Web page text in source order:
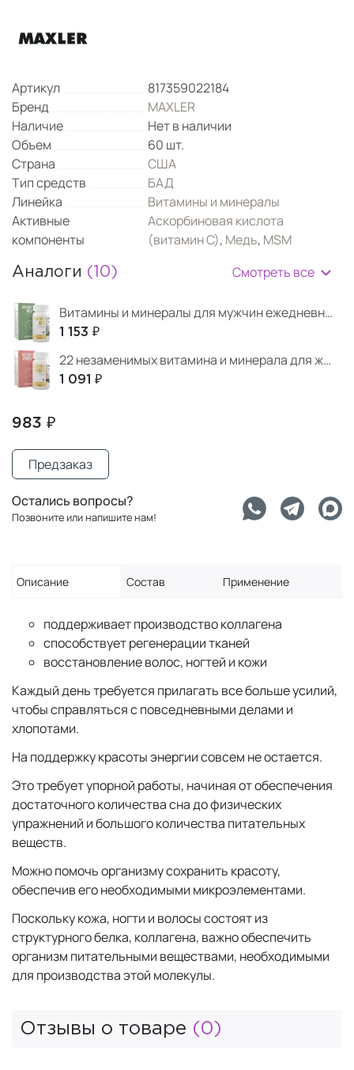
Артикул
817359022184
Бренд
MAXLER
Наличие
Нет в наличии
Объем
60 шт.
Страна
США
Тип средств
БАД
Линейка
Витамины и минералы
Активные
компоненты
Аскорбиновая кислота
(витамин С), Медь, MSM
Аналоги (10) Смотреть все
Витамины и минералы для мужчин ежедневного применения 30 таблеток
1 153 ₽
22 незаменимых витамина и минерала для женщин 30 таблеток
1 091 ₽
983 ₽
Предзаказ
Остались вопросы?
Позвоните или напишите нам!
Описание Состав Применение
поддерживает производство коллагена
способствует регенерации тканей
восстановление волос, ногтей и кожи
Каждый день требуется прилагать все больше усилий,
чтобы справляться с повседневными делами и
хлопотами.
На поддержку красоты энергии совсем не остается.
Это требует упорной работы, начиная от обеспечения
достаточного количества сна до физических
упражнений и большого количества питательных
веществ.
Можно помочь организму сохранить красоту,
обеспечив его необходимыми микроэлементами.
Поскольку кожа, ногти и волосы состоят из
структурного белка, коллагена, важно обеспечить
организм питательными веществами, необходимыми
для производства этой молекулы.
Отзывы о товаре (0)